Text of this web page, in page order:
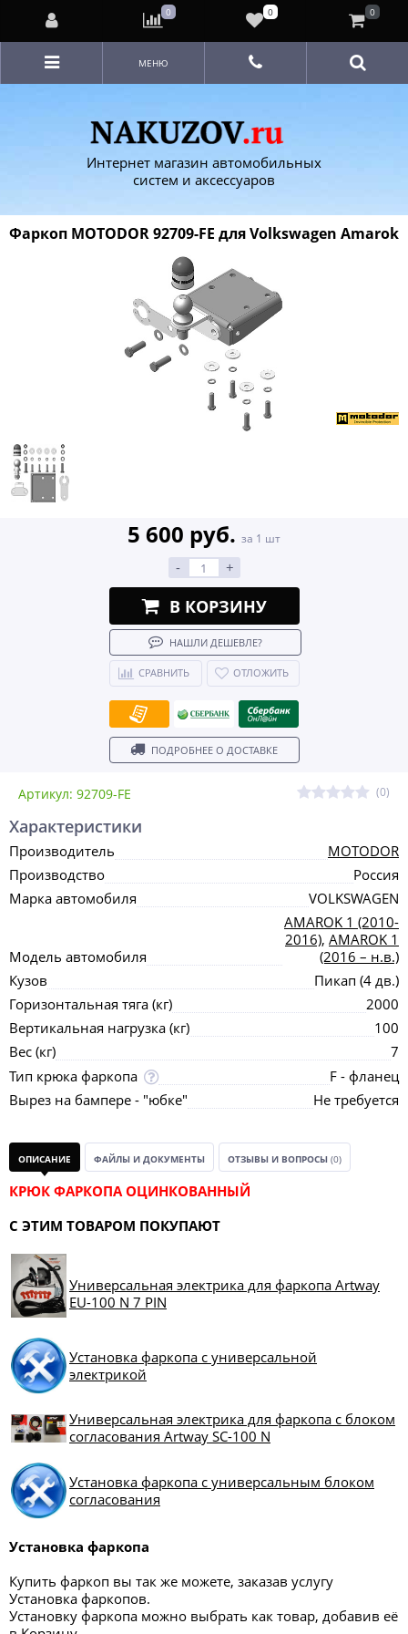
Интернет магазин автомобильных
систем и аксессуаров
МЕНЮ
Фаркоп MOTODOR 92709-FE для Volkswagen Amarok
Артикул: 92709-FE (0)
5 600 руб. за 1 шт
- +
В КОРЗИНУ
НАШЛИ ДЕШЕВЛЕ?
СРАВНИТЬ ОТЛОЖИТЬ
ПОДРОБНЕЕ О ДОСТАВКЕ
Характеристики
Производитель
MOTODOR
Производство
Россия
Марка автомобиля
VOLKSWAGEN
Модель автомобиля
AMAROK 1 (2010-
2016), AMAROK 1
(2016 – н.в.)
Кузов
Пикап (4 дв.)
Горизонтальная тяга (кг)
2000
Вертикальная нагрузка (кг)
100
Вес (кг)
7
Тип крюка фаркопа
F - фланец
Вырез на бампере - "юбке"
Не требуется
ОПИСАНИЕ ФАЙЛЫ И ДОКУМЕНТЫ ОТЗЫВЫ И ВОПРОСЫ (0)
КРЮК ФАРКОПА ОЦИНКОВАННЫЙ
С ЭТИМ ТОВАРОМ ПОКУПАЮТ
Универсальная электрика для фаркопа Artway
EU-100 N 7 PIN
Установка фаркопа с универсальной
электрикой
Универсальная электрика для фаркопа с блоком
согласования Artway SC-100 N
Установка фаркопа с универсальным блоком
согласования
Установка фаркопа
Купить фаркоп вы так же можете, заказав услугу
Установка фаркопов.
Установку фаркопа можно выбрать как товар, добавив её
0 0 0